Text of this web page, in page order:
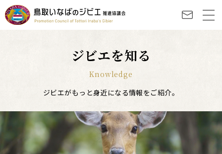
ジビエを知る
Knowledge
ジビエがもっと身近になる情報をご紹介。